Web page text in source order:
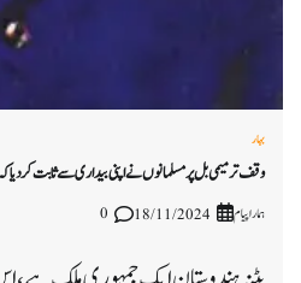
بہار
وقف ترمیمی بل پر مسلمانوں نے اپنی بیداری سے ثابت کر دیا کہ
ہمارا پیام 18/11/2024
0